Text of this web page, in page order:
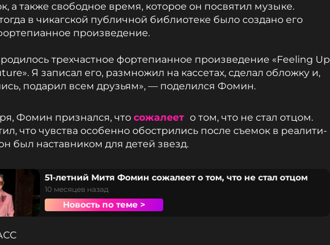
а также свободное время, которое он посвятил музыке.
в чикагской публичной библиотеке было создано его
произведение.
родилось трехчастное фортепианное произведение «Feeling Up
Я записал его, размножил на кассетах, сделал обложку и,
подарил всем друзьям», — поделился Фомин.
Фомин признался, что сожалеет о том, что не стал отцом.
что чувства особенно обострились после съемок в реалити-
был наставником для детей звезд.
51-летний Митя Фомин сожалеет о том, что не стал отцом
10 месяцев назад
Новость по теме >